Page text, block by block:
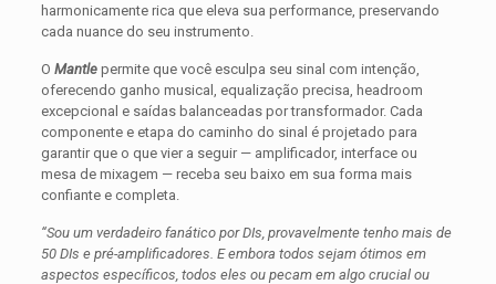
harmonicamente rica que eleva sua performance, preservando
cada nuance do seu instrumento.
O Mantlepermite que você esculpa seu sinal com intenção,
oferecendo ganho musical, equalização precisa, headroom
excepcional e saídas balanceadas por transformador. Cada
componente e etapa do caminho do sinal é projetado para
garantir que o que vier a seguir — amplificador, interface ou
mesa de mixagem — receba seu baixo em sua forma mais
confiante e completa.
“Sou um verdadeiro fanático por DIs, provavelmente tenho mais de
50 DIs e pré-amplificadores. E embora todos sejam ótimos em
aspectos específicos, todos eles ou pecam em algo crucial ou